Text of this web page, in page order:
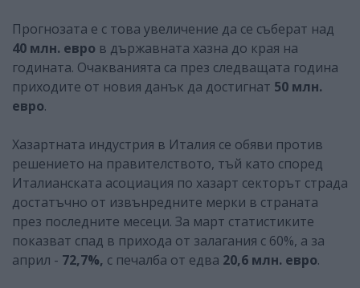
Прогнозата е с това увеличение да се съберат над
40 млн. евро в държавната хазна до края на
годината. Очакванията са през следващата година
приходите от новия данък да достигнат 50 млн.
евро.
Хазартната индустрия в Италия се обяви против
решението на правителството, тъй като според
Италианската асоциация по хазарт секторът страда
достатъчно от извънредните мерки в страната
през последните месеци. За март статистиките
показват спад в прихода от залагания с 60%, а за
април - 72,7%, с печалба от едва 20,6 млн. евро.